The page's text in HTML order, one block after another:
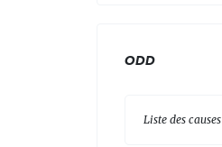
ODD
Liste des causes